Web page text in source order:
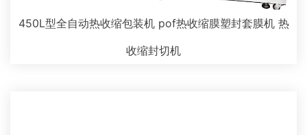
450L型全自动热收缩包装机 pof热收缩膜塑封套膜机 热
收缩封切机